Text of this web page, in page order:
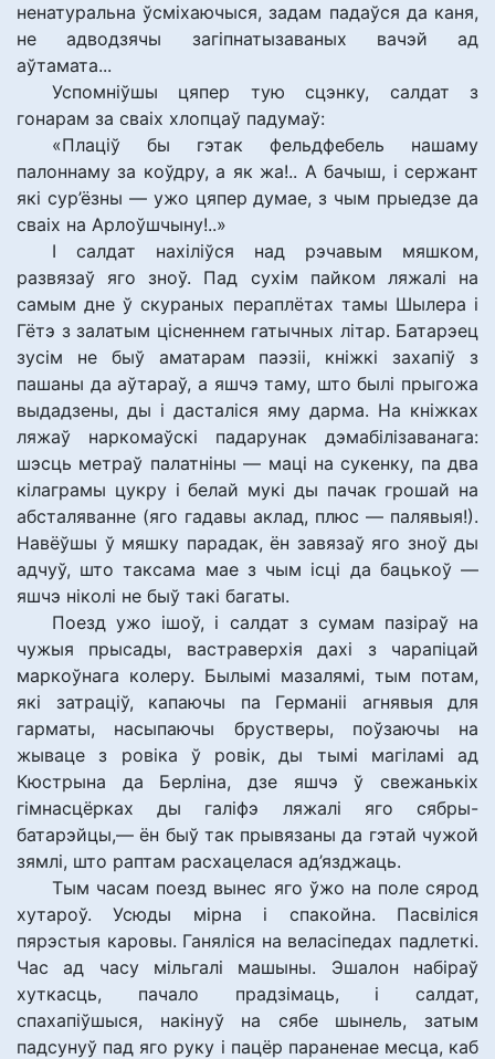
ненатуральна ўсміхаючыся, задам падаўся да каня,
не адводзячы загіпнатызаваных вачэй ад
аўтамата...
Успомніўшы цяпер тую сцэнку, салдат з
гонарам за сваіх хлопцаў падумаў:
«Плаціў бы гэтак фельдфебель нашаму
палоннаму за коўдру, а як жа!.. А бачыш, і сержант
які сур’ёзны — ужо цяпер думае, з чым прыедзе да
сваіх на Арлоўшчыну!..»
І салдат нахіліўся над рэчавым мяшком,
развязаў яго зноў. Пад сухім пайком ляжалі на
самым дне ў скураных пераплётах тамы Шылера і
Гётэ з залатым цісненнем гатычных літар. Батарэец
зусім не быў аматарам паэзіі, кніжкі захапіў з
пашаны да аўтараў, а яшчэ таму, што былі прыгожа
выдадзены, ды і дасталіся яму дарма. На кніжках
ляжаў наркомаўскі падарунак дэмабілізаванага:
шэсць метраў палатніны — маці на сукенку, па два
кілаграмы цукру і белай мукі ды пачак грошай на
абсталяванне (яго гадавы аклад, плюс — палявыя!).
Навёўшы ў мяшку парадак, ён завязаў яго зноў ды
адчуў, што таксама мае з чым ісці да бацькоў —
яшчэ ніколі не быў такі багаты.
Поезд ужо ішоў, і салдат з сумам пазіраў на
чужыя прысады, вастраверхія дахі з чарапіцай
маркоўнага колеру. Былымі мазалямі, тым потам,
які затраціў, капаючы па Германіі агнявыя для
гарматы, насыпаючы брустверы, поўзаючы на
жываце з ровіка ў ровік, ды тымі магіламі ад
Кюстрына да Берліна, дзе яшчэ ў свежанькіх
гімнасцёрках ды галіфэ ляжалі яго сябры-
батарэйцы,— ён быў так прывязаны да гэтай чужой
зямлі, што раптам расхацелася ад’язджаць.
Тым часам поезд вынес яго ўжо на поле сярод
хутароў. Усюды мірна і спакойна. Пасвіліся
пярэстыя каровы. Ганяліся на веласіпедах падлеткі.
Час ад часу мільгалі машыны. Эшалон набіраў
хуткасць, пачало прадзімаць, і салдат,
спахапіўшыся, накінуў на сябе шынель, затым
падсунуў пад яго руку і пацёр параненае месца, каб